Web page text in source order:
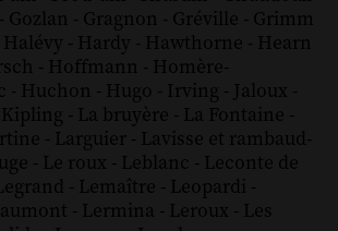
- Gozlan - Gragnon - Gréville - Grimm
Halévy - Hardy - Hawthorne - Hearn
- Hoffmann - Homère-
- Huchon - Hugo - Irving - Jaloux -
Kipling - La bruyère - La Fontaine -
- Larguier - Lavisse et rambaud-
- Le roux - Leblanc - Leconte de
- Lemaître - Leopardi -
- Lermina - Leroux - Les